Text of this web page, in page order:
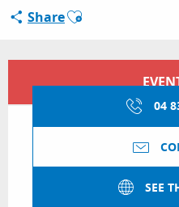
ESPACE PRO
ShareAjouter aux favoris
Opening hours &
04
SEE